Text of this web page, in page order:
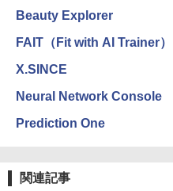
Beauty Explorer
FAIT（Fit with AI Trainer）
X.SINCE
Neural Network Console
Prediction One
関連記事